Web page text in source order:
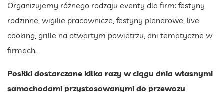
Organizujemy różnego rodzaju eventy dla firm: festyny
rodzinne, wigilie pracownicze, festyny plenerowe, live
cooking, grille na otwartym powietrzu, dni tematyczne w
firmach.
Posiłki dostarczane kilka razy w ciągu dnia własnymi
samochodami przystosowanymi do przewozu